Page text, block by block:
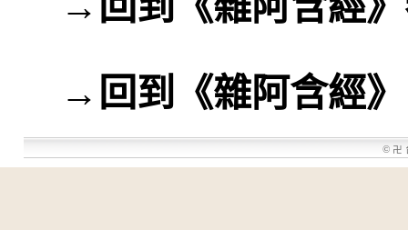
→ 回到《雜阿含經》
© 卍